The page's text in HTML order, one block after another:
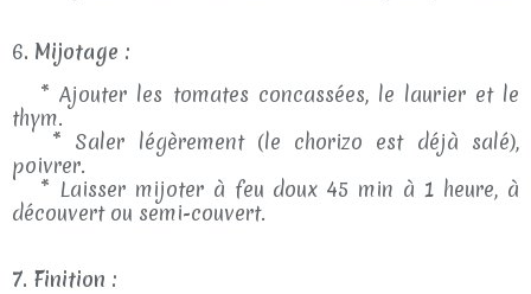
6. Mijotage :
* Ajouter les tomates concassées, le laurier et le
thym.
* Saler légèrement (le chorizo est déjà salé),
poivrer.
* Laisser mijoter à feu doux 45 min à 1 heure, à
découvert ou semi-couvert.
7. Finition :